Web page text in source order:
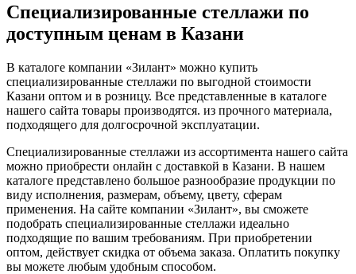
Специализированные стеллажи по
доступным ценам в Казани
В каталоге компании «Зилант» можно купить
специализированные стеллажи по выгодной стоимости
Казани оптом и в розницу. Все представленные в каталоге
нашего сайта товары производятся. из прочного материала,
подходящего для долгосрочной эксплуатации.
Специализированные стеллажи из ассортимента нашего сайта
можно приобрести онлайн с доставкой в Казани. В нашем
каталоге представлено большое разнообразие продукции по
виду исполнения, размерам, объему, цвету, сферам
применения. На сайте компании «Зилант», вы сможете
подобрать специализированные стеллажи идеально
подходящие по вашим требованиям. При приобретении
оптом, действует скидка от объема заказа. Оплатить покупку
вы можете любым удобным способом.